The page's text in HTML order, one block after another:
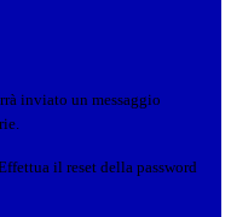
inviato un messaggio
il reset della password